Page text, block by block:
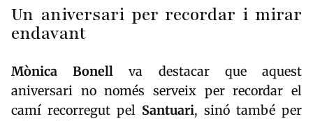
Un aniversari per recordar i mirar
endavant
Mònica Bonell va destacar que aquest
aniversari no només serveix per recordar el
camí recorregut pel Santuari, sinó també per